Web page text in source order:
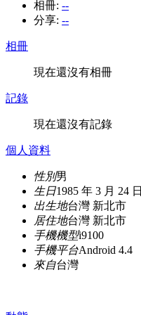
相冊: --
分享: --
相冊
現在還沒有相冊
記錄
現在還沒有記錄
個人資料
性別男
生日1985 年 3 月 24 日
出生地台灣 新北市
居住地台灣 新北市
手機機型i9100
手機平台Android 4.4
來自台灣